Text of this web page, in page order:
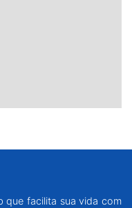
que facilita sua vida com